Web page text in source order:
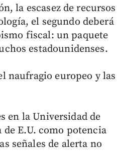
la escasez de recursos
el segundo deberá
fiscal: un paquete
estadounidenses.
naufragio europeo y las
en la Universidad de
de E.U. como potencia
señales de alerta no